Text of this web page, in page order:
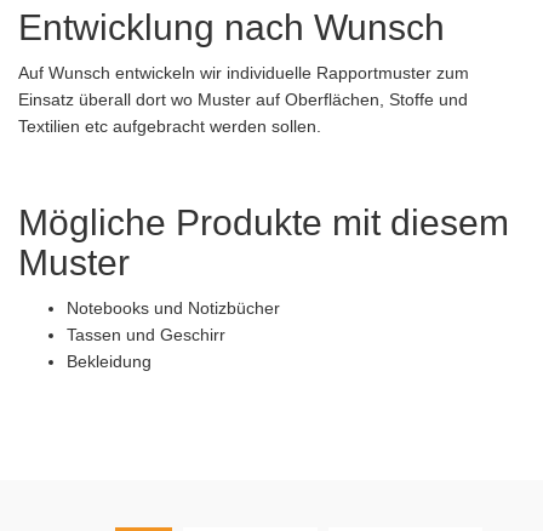
Entwicklung nach Wunsch
Auf Wunsch entwickeln wir individuelle Rapportmuster zum
Einsatz überall dort wo Muster auf Oberflächen, Stoffe und
Textilien etc aufgebracht werden sollen.
Mögliche Produkte mit diesem
Muster
Notebooks und Notizbücher
Tassen und Geschirr
Bekleidung